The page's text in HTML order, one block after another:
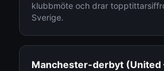
klubbmöte och drar
Sverige.
Manchester-derbyt (United